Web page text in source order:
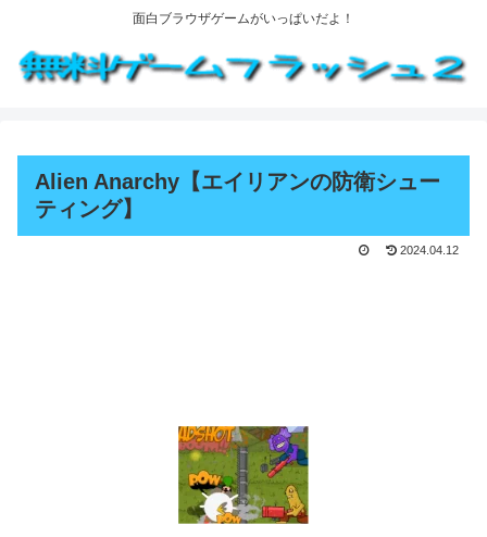
面白ブラウザゲームがいっぱいだよ！
Alien Anarchy【エイリアンの防衛シュー
ティング】
2024.04.12